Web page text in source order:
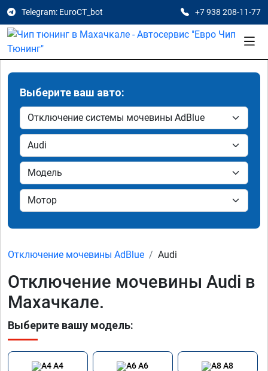
Telegram: EuroCT_bot +7 938 208-11-77
Выберите ваш авто:
Отключение мочевины AdBlue Audi
Отключение мочевины Audi в
Махачкале.
Выберите вашу модель:
A4 A6 A8